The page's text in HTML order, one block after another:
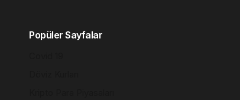
Popüler Sayfalar